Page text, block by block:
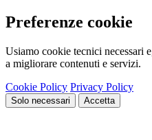
Preferenze cookie
Usiamo cookie tecnici necessari
a migliorare contenuti e servizi.
Cookie Policy Privacy Policy
Solo necessari Accetta